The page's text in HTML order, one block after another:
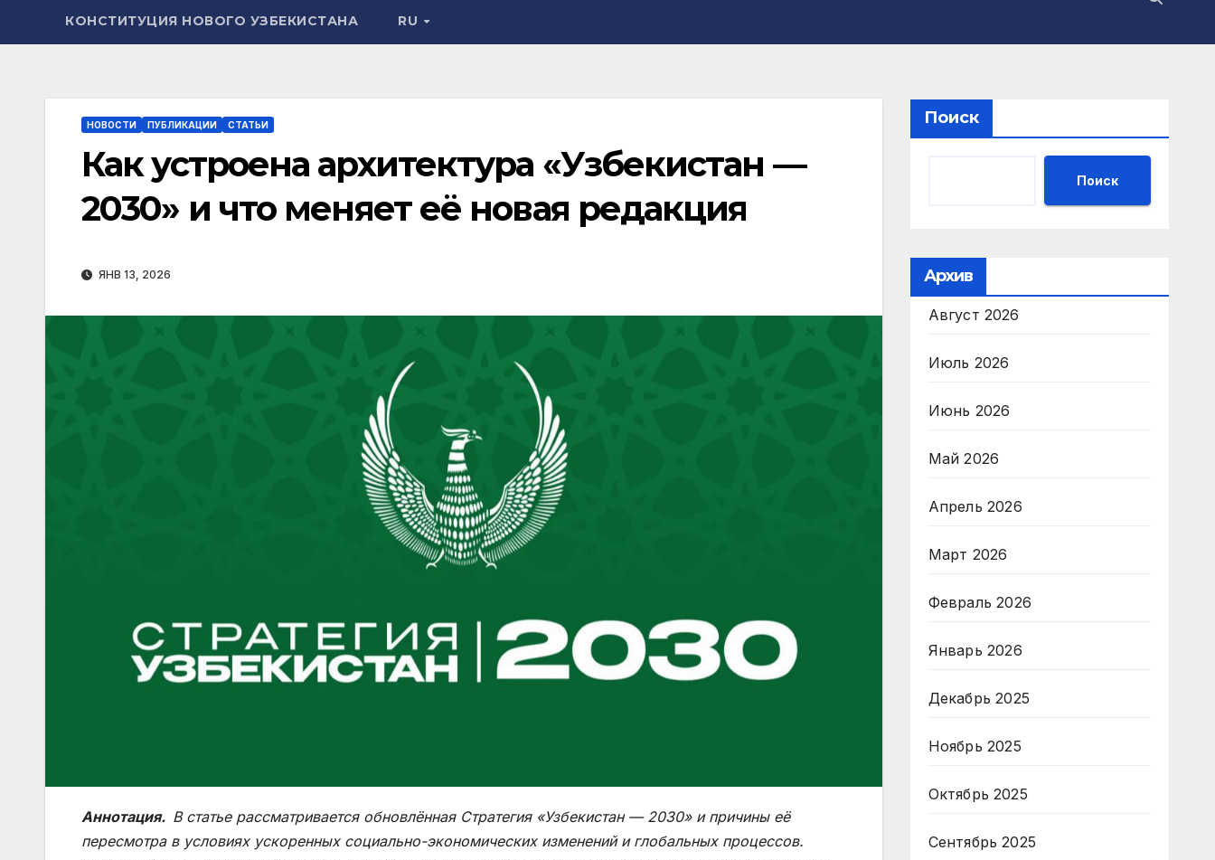
КОНСТИТУЦИЯ НОВОГО УЗБЕКИСТАНА RU
НОВОСТИ ПУБЛИКАЦИИ СТАТЬИ
Как устроена архитектура «Узбекистан —
2030» и что меняет её новая редакция
ЯНВ 13, 2026
Аннотация. В статье рассматривается обновлённая Стратегия «Узбекистан — 2030» и причины её
пересмотра в условиях ускоренных социально-экономических изменений и глобальных процессов.
Поиск
Поиск
Архив
Август 2026
Июль 2026
Июнь 2026
Май 2026
Апрель 2026
Март 2026
Февраль 2026
Январь 2026
Декабрь 2025
Ноябрь 2025
Октябрь 2025
Сентябрь 2025